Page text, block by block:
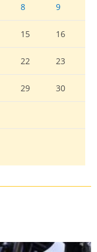
8 9
15 16
22 23
29 30